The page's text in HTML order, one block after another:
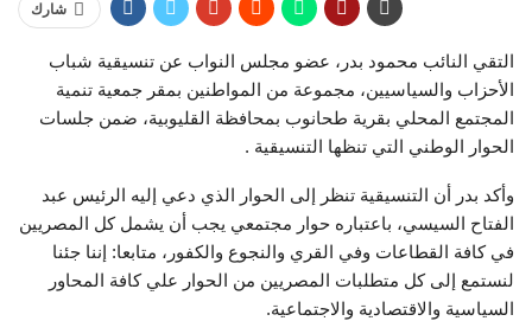
شارك
التقي النائب محمود بدر، عضو مجلس النواب عن تنسيقية شباب
الأحزاب والسياسيين، مجموعة من المواطنين بمقر جمعية تنمية
المجتمع المحلي بقرية طحانوب بمحافظة القليوبية، ضمن جلسات
الحوار الوطني التي تنظها التنسيقية .
وأكد بدر أن التنسيقية تنظر إلى الحوار الذي دعي إليه الرئيس عبد
الفتاح السيسي، باعتباره حوار مجتمعي يجب أن يشمل كل المصريين
في كافة القطاعات وفي القري والنجوع والكفور، متابعا: إننا جئنا
لنستمع إلى كل متطلبات المصريين من الحوار علي كافة المحاور
السياسية والاقتصادية والاجتماعية.